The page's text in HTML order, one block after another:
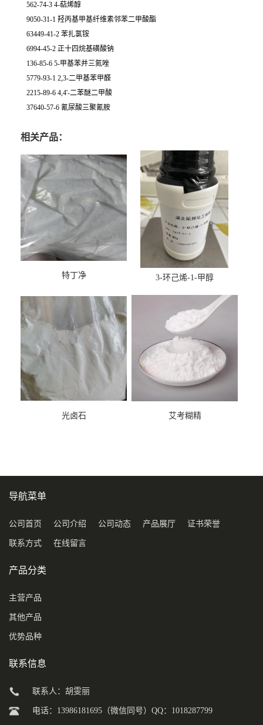
562-74-3 4-萜烯醇
9050-31-1 羟丙基甲基纤维素邻苯二甲酸酯
63449-41-2 苯扎氯铵
6994-45-2 正十四烷基磺酸钠
136-85-6 5-甲基苯并三氮唑
5779-93-1 2,3-二甲基苯甲醛
2215-89-6 4,4'-二苯醚二甲酸
37640-57-6 氰尿酸三聚氰胺
相关产品：
特丁净 3-环己烯-1-甲醇
光卤石 艾考糊精
导航菜单
公司首页 公司介绍 公司动态 产品展厅 证书荣誉
联系方式 在线留言
产品分类
主营产品
其他产品
优势品种
联系信息
联系人：胡雯丽
电话：13986181695（微信同号）QQ：1018287799